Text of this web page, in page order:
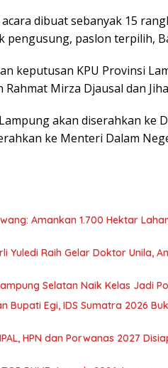
dibuat sebanyak 15
pengusung, paslon terpilih,
keputusan KPU Provinsi
Mirza Djausal dan
akan diserahkan ke
ke Menteri Dalam
Amankan 1.700 Hektar
Yuledi Raih Gelar Doktor Unila,
Selatan Naik Kelas Jadi
Bupati Egi, IDS Sumatra 2026
HPN dan Porwanas 2027